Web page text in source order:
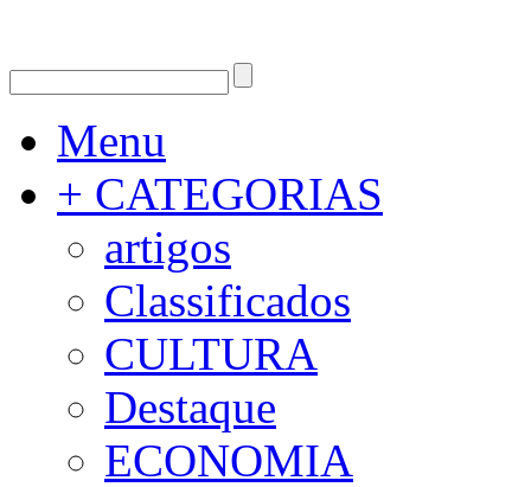
Menu
+ CATEGORIAS
artigos
Classificados
CULTURA
Destaque
ECONOMIA